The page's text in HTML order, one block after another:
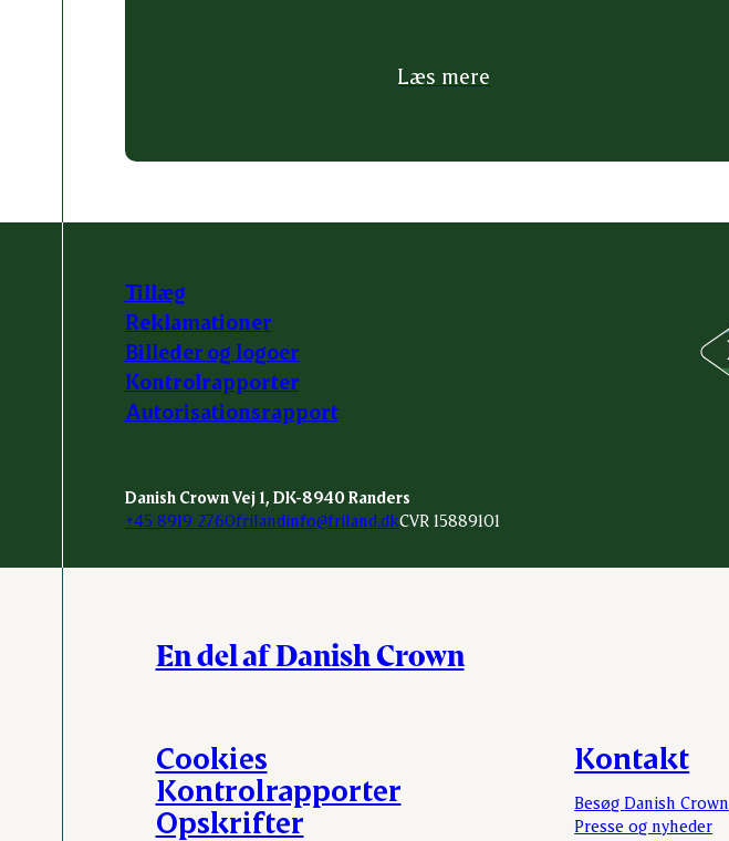
Læs mere
Tillæg
Reklamationer
Billeder og logoer
Kontrolrapporter
Autorisationsrapport
Danish Crown Vej 1, DK-8940 Randers
+45 8919 2760frilandinfo@friland.dkCVR 15889101
En del af Danish Crown
Kontakt
Besøg Danish Crown
Presse og nyheder
Cookies
Kontrolrapporter
Opskrifter